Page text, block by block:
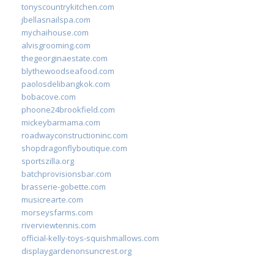
tonyscountrykitchen.com
jbellasnailspa.com
mychaihouse.com
alvisgrooming.com
thegeorginaestate.com
blythewoodseafood.com
paolosdelibangkok.com
bobacove.com
phoone24brookfield.com
mickeybarmama.com
roadwayconstructioninc.com
shopdragonflyboutique.com
sportszilla.org
batchprovisionsbar.com
brasserie-gobette.com
musicrearte.com
morseysfarms.com
riverviewtennis.com
official-kelly-toys-squishmallows.com
displaygardenonsuncrest.org